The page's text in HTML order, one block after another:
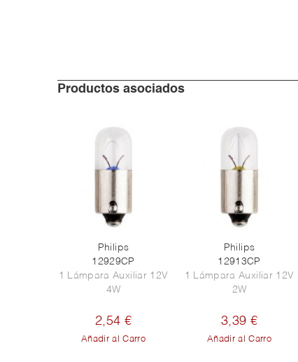
Productos asociados
Philips
12929CP
1 Lámpara Auxiliar 12V
4W
2,54 €
Añadir al Carro
Philips
12913CP
1 Lámpara Auxiliar 12V
2W
3,39 €
Añadir al Carro